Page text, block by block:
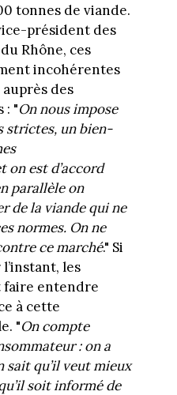
tonnes de viande.
président des
Rhône, ces
incohérentes
des
: "On nous impose
strictes, un bien-
on est d’accord
parallèle on
de la viande qui ne
normes. On ne
ce marché." Si
les
entendre
à cette
"On compte
: on a
sait qu’il veut mieux
soit informé de